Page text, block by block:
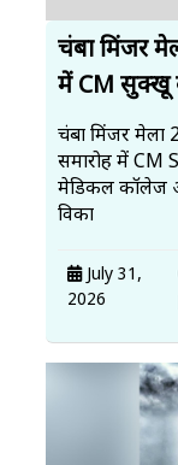
चंबा मिंजर
में CM सुक्खू
चंबा मिंजर मेला
समारोह में CM
मेडिकल कॉलेज
विका
July 31,
2026